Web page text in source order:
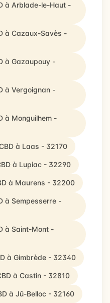
à Arblade-le-Haut -
à Cazaux-Savès -
à Gazaupouy -
à Vergoignan -
à Monguilhem -
à Laas - 32170
à Lupiac - 32290
à Maurens - 32200
à Sempesserre -
à Saint-Mont -
à Gimbrède - 32340
à Castin - 32810
à Jû-Belloc - 32160